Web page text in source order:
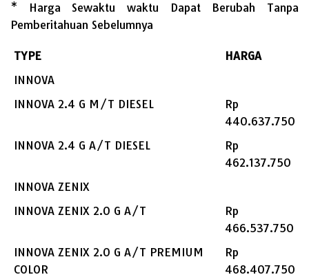
* Harga Sewaktu waktu Dapat Berubah Tanpa
Pemberitahuan Sebelumnya
TYPE
HARGA
INNOVA
INNOVA 2.4 G M/T DIESEL
Rp
440.637.750
INNOVA 2.4 G A/T DIESEL
Rp
462.137.750
INNOVA ZENIX
INNOVA ZENIX 2.0 G A/T
Rp
466.537.750
INNOVA ZENIX 2.0 G A/T PREMIUM
COLOR
Rp
468.407.750